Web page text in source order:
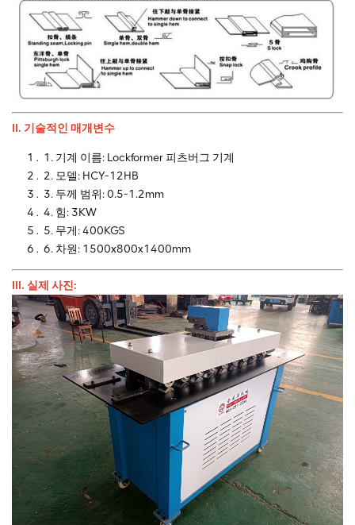
II. 기술적인 매개변수
1. 기계 이름: Lockformer 피츠버그 기계
2. 모델: HCY-12HB
3. 두께 범위: 0.5-1.2mm
4. 힘: 3KW
5. 무게: 400KGS
6. 차원: 1500x800x1400mm
III. 실제 사진: